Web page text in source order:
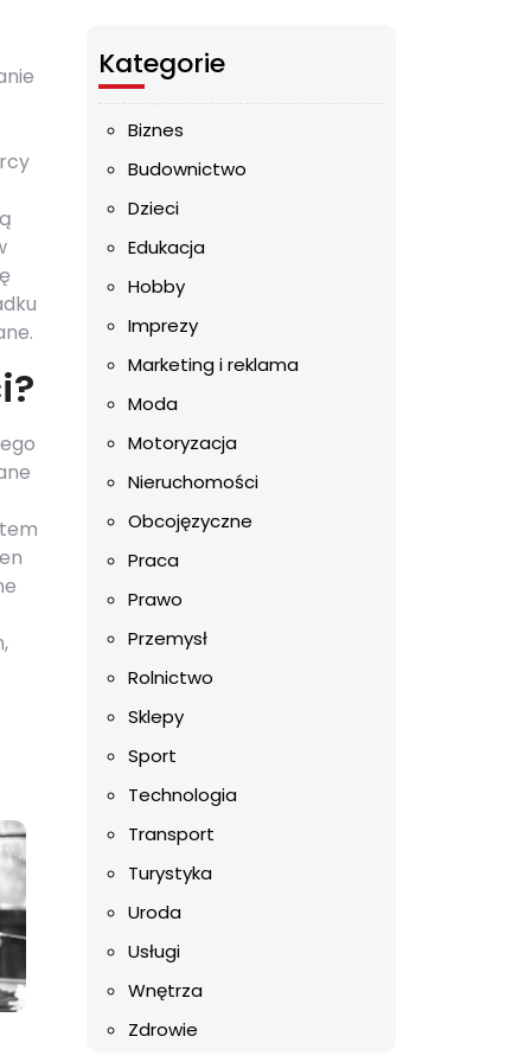
Kategorie
Biznes
Budownictwo
Dzieci
Edukacja
Hobby
Imprezy
Marketing i reklama
Moda
Motoryzacja
Nieruchomości
Obcojęzyczne
Praca
Prawo
Przemysł
Rolnictwo
Sklepy
Sport
Technologia
Transport
Turystyka
Uroda
Usługi
Wnętrza
Zdrowie